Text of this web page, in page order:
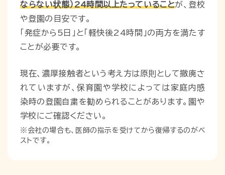
ならない状態）24時間以上たっていることが、登校
や登園の目安です。
「発症から5日」と「軽快後24時間」の両方を満たす
ことが必要です。
現在、濃厚接触者という考え方は原則として撤廃さ
れていますが、保育園や学校によっては家庭内感
染時の登園自粛を勧められることがあります。園や
学校にご確認ください。
※会社の場合も、医師の指示を受けてから復帰するのがベ
ストです。